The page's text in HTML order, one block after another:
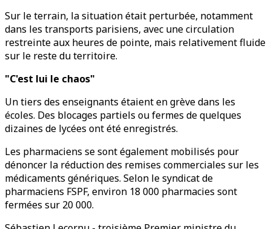
Sur le terrain, la situation était perturbée, notamment
dans les transports parisiens, avec une circulation
restreinte aux heures de pointe, mais relativement fluide
sur le reste du territoire.
"C'est lui le chaos"
Un tiers des enseignants étaient en grève dans les
écoles. Des blocages partiels ou fermes de quelques
dizaines de lycées ont été enregistrés.
Les pharmaciens se sont également mobilisés pour
dénoncer la réduction des remises commerciales sur les
médicaments génériques. Selon le syndicat de
pharmaciens FSPF, environ 18 000 pharmacies sont
fermées sur 20 000.